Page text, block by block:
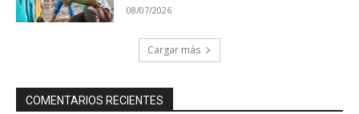
08/07/2026
Cargar más
COMENTARIOS RECIENTES